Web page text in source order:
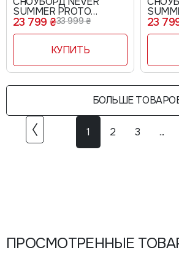
SUMMER PROTO
SYNTHESIS
23 799 ₴33 999 ₴
КУПИТЬ
23
1 2 3 ...
БОЛЬШЕ
ПРОСМОТРЕННЫЕ